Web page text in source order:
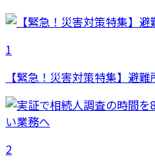
1
【緊急！災害対策特集】避
2